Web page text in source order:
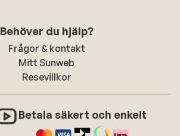
Behöver du hjälp?
Frågor & kontakt
Mitt Sunweb
Resevillkor
Betala säkert och enkelt